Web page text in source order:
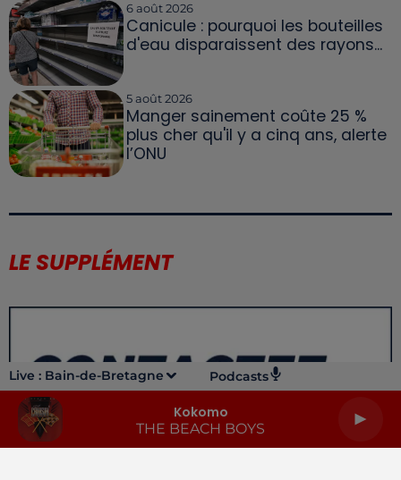
Live : Bain-de-Bretagne Podcasts
Kokomo
THE BEACH BOYS
6 août 2026
Canicule : pourquoi les bouteilles
d'eau disparaissent des rayons...
5 août 2026
Manger sainement coûte 25 %
plus cher qu'il y a cinq ans, alerte
l’ONU
LE SUPPLÉMENT